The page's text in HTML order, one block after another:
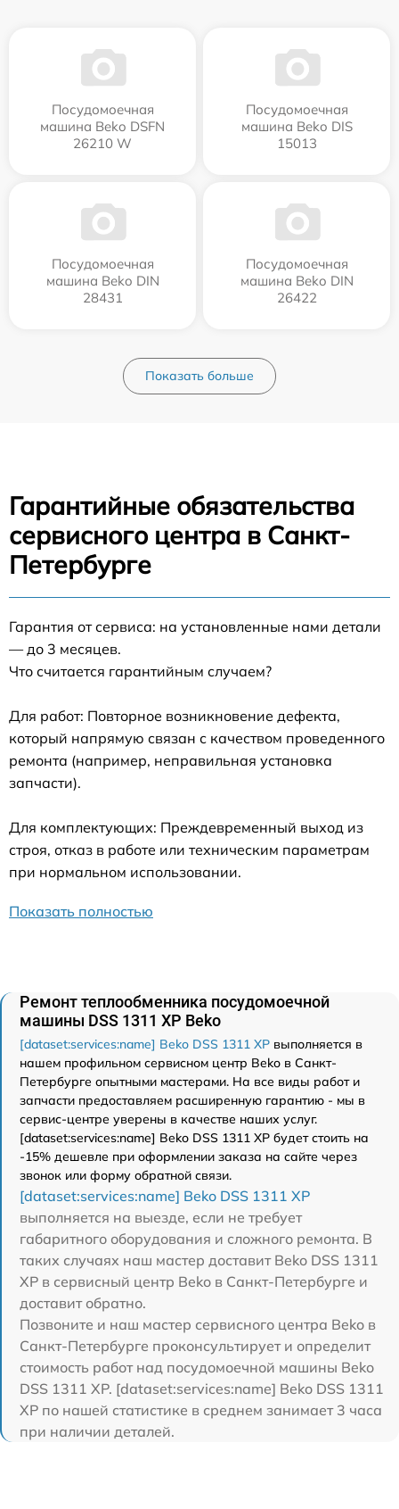
Посудомоечная
машина Beko DSFN
26210 W
Посудомоечная
машина Beko DIS
15013
Посудомоечная
машина Beko DIN
28431
Посудомоечная
машина Beko DIN
26422
Показать больше
Гарантийные обязательства
сервисного центра в Санкт-
Петербурге
Гарантия от сервиса: на установленные нами детали
— до 3 месяцев.
Что считается гарантийным случаем?
Для работ: Повторное возникновение дефекта,
который напрямую связан с качеством проведенного
ремонта (например, неправильная установка
запчасти).
Для комплектующих: Преждевременный выход из
строя, отказ в работе или техническим параметрам
при нормальном использовании.
Показать полностью
Ремонт теплообменника посудомоечной
машины DSS 1311 XP Beko
[dataset:services:name] Beko DSS 1311 XP выполняется в
нашем профильном сервисном центр Beko в Санкт-
Петербурге опытными мастерами. На все виды работ и
запчасти предоставляем расширенную гарантию - мы в
сервис-центре уверены в качестве наших услуг.
[dataset:services:name] Beko DSS 1311 XP будет стоить на
-15% дешевле при оформлении заказа на сайте через
звонок или форму обратной связи.
[dataset:services:name] Beko DSS 1311 XP
выполняется на выезде, если не требует
габаритного оборудования и сложного ремонта. В
таких случаях наш мастер доставит Beko DSS 1311
XP в сервисный центр Beko в Санкт-Петербурге и
доставит обратно.
Позвоните и наш мастер сервисного центра Beko в
Санкт-Петербурге проконсультирует и определит
стоимость работ над посудомоечной машины Beko
DSS 1311 XP. [dataset:services:name] Beko DSS 1311
XP по нашей статистике в среднем занимает 3 часа
при наличии деталей.